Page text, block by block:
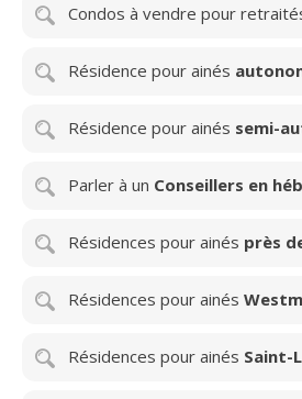
Condos à vendre pour
Résidence pour ainés
Résidence pour ainés semi-
Parler à un Conseillers en
Résidences pour ainés près
Résidences pour ainés
Résidences pour ainés Saint-